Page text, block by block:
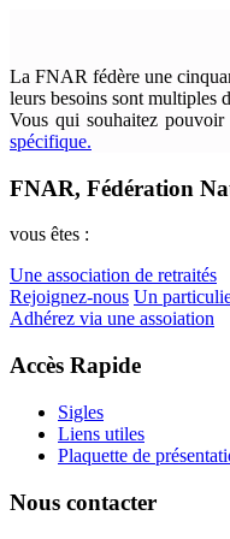
La FNAR fédère une
leurs besoins sont multiples
Vous qui souhaitez pouvoir
spécifique.
FNAR, Fédération
vous êtes :
Une association de retraités
Rejoignez-nous Un
Adhérez via une assoiation
Accès Rapide
Sigles
Liens utiles
Plaquette de
Nous contacter